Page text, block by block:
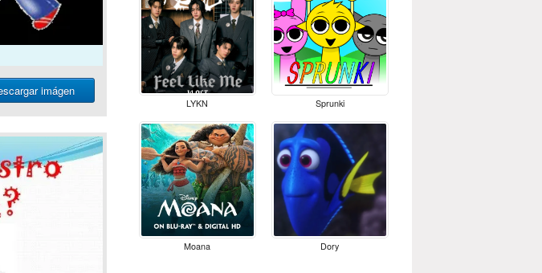
imágen
LYKN Sprunki
Moana Dory